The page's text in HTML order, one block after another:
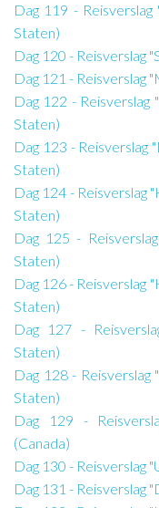
Dag 119 -
Staten)
Dag 120 - Reisverslag
Dag 121 - Reisverslag
Dag 122 - Reisverslag
Staten)
Dag 123 - Reisverslag
Staten)
Dag 124 - Reisverslag
Staten)
Dag 125 -
Staten)
Dag 126 - Reisverslag
Staten)
Dag 127 -
Staten)
Dag 128 - Reisverslag
Staten)
Dag 129 -
(Canada)
Dag 130 - Reisverslag
Dag 131 - Reisverslag